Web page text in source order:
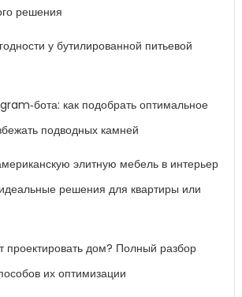
решения
у бутилированной питьевой
как подобрать оптимальное
подводных камней
элитную мебель в интерьер
решения для квартиры или
проектировать дом? Полный разбор
их оптимизации